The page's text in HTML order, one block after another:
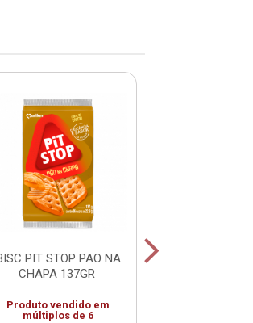
PIT STOP PAO NA
CHAPA 137GR
Produto vendido em
múltiplos de 6